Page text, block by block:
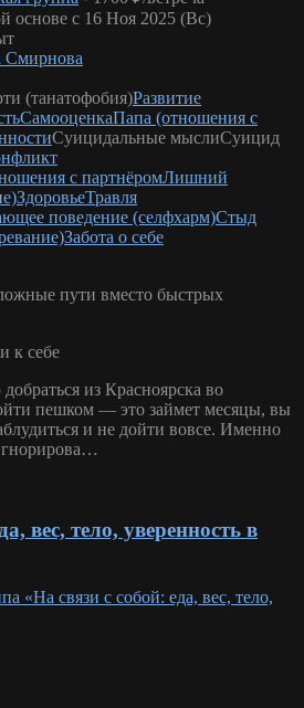
основе с 16 Ноя 2025 (Вс)
Смирнова
(танатофобия)Развитие
СамооценкаПапа (отношения с
Суицидальные мыслиСуицид
с партнёромЛишний
ЗдоровьеТравля
поведение (селфхарм)Стыд
Забота о себе
пути вместо быстрых
к себе
из Красноярска во
пешком — это займет месяцы, вы
и не дойти вовсе. Именно
вес, тело, уверенность в